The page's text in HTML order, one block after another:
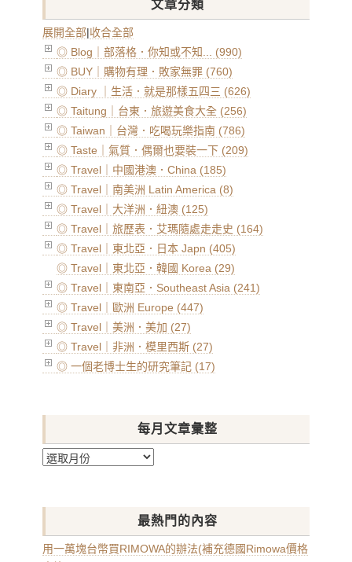
文章分類
展開全部|收合全部
◎ Blog｜部落格．你知或不知... (990)
◎ BUY｜購物有理．敗家無罪 (760)
◎ Diary ｜生活．就是那樣五四三 (626)
◎ Taitung｜台東．旅遊美食大全 (256)
◎ Taiwan｜台灣．吃喝玩樂指南 (786)
◎ Taste｜氣質．偶爾也要裝一下 (209)
◎ Travel｜中國港澳．China (185)
◎ Travel｜南美洲 Latin America (8)
◎ Travel｜大洋洲．紐澳 (125)
◎ Travel｜旅歷表．艾瑪隨處走走史 (164)
◎ Travel｜東北亞．日本 Japn (405)
◎ Travel｜東北亞．韓國 Korea (29)
◎ Travel｜東南亞．Southeast Asia (241)
◎ Travel｜歐洲 Europe (447)
◎ Travel｜美洲．美加 (27)
◎ Travel｜非洲．模里西斯 (27)
◎ 一個老博士生的研究筆記 (17)
每月文章彙整
每
章
整
最熱門的內容
用一萬塊台幣買RIMOWA的辦法(補充德國Rimowa價格